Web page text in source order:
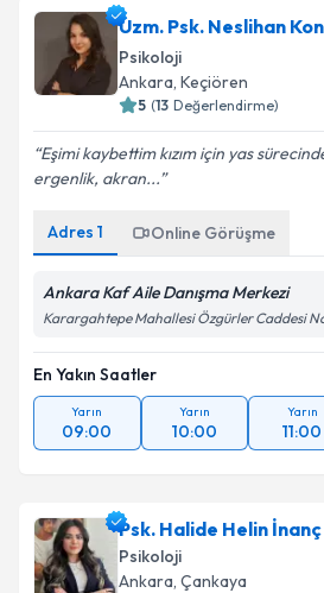
Uzm. Psk. Neslihan
Psikoloji
Ankara, Keçiören
5 (13 Değerlendirme)
Eşimi kaybettim kızım için yas
ergenlik, akran...
Adres 1 Online Görüşme
Ankara Kaf Aile Danışma Merkezi
Karargahtepe Mahallesi Özgürler Caddesi
En Yakın Saatler
Yarın
09:00
Yarın
10:00
Yarın
11:00
Psk. Halide Helin İnanç
Psikoloji
Ankara, Çankaya